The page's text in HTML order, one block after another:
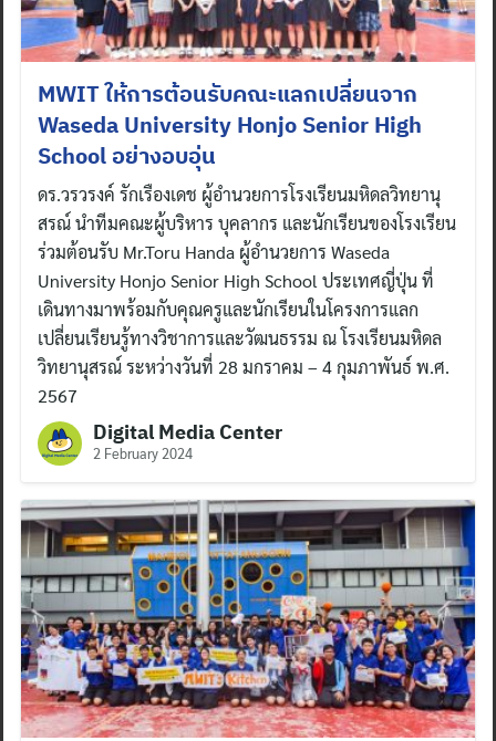
MWIT ให้การต้อนรับคณะแลกเปลี่ยนจาก
Waseda University Honjo Senior High
School อย่างอบอุ่น
ดร.วรวรงค์ รักเรืองเดช ผู้อำนวยการโรงเรียนมหิดลวิทยานุ
สรณ์ นำทีมคณะผู้บริหาร บุคลากร และนักเรียนของโรงเรียน
ร่วมต้อนรับ Mr.Toru Handa ผู้อำนวยการ Waseda
University Honjo Senior High School ประเทศญี่ปุ่น ที่
เดินทางมาพร้อมกับคุณครูและนักเรียนในโครงการแลก
เปลี่ยนเรียนรู้ทางวิชาการและวัฒนธรรม ณ โรงเรียนมหิดล
วิทยานุสรณ์ ระหว่างวันที่ 28 มกราคม – 4 กุมภาพันธ์ พ.ศ.
2567
Digital Media Center
2 February 2024